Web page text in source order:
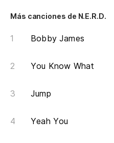
Más canciones de N.E.R.D.
Bobby James
You Know What
Jump
Yeah You